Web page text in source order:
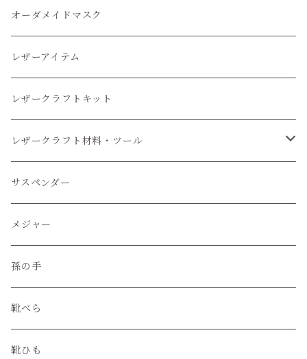
オーダメイドマスク
レザーアイテム
レザークラフトキット
レザークラフト材料・ツール
レザークラフトツール
レザークラフト材料
サスペンダー
メジャー
孫の手
靴べら
靴ひも